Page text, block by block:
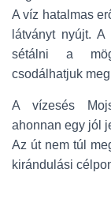
A víz hatalmas
látványt nyújt.
sétálni a
csodálhatjuk
A vízesés
ahonnan egy jól
Az út nem túl
kirándulási